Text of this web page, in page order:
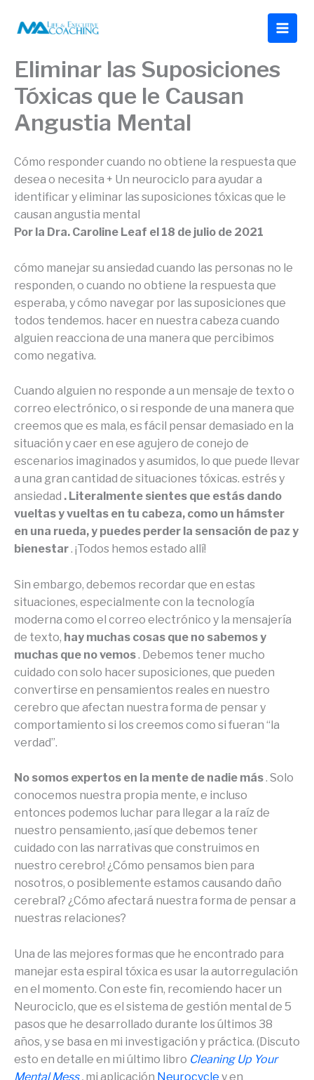
Eliminar las Suposiciones
Tóxicas que le Causan
Angustia Mental
Cómo responder cuando no obtiene la respuesta que
desea o necesita + Un neurociclo para ayudar a
identificar y eliminar las suposiciones tóxicas que le
causan angustia mental
Por la Dra. Caroline Leaf el 18 de julio de 2021
cómo manejar su ansiedad cuando las personas no le
responden, o cuando no obtiene la respuesta que
esperaba, y cómo navegar por las suposiciones que
todos tendemos. hacer en nuestra cabeza cuando
alguien reacciona de una manera que percibimos
como negativa.
Cuando alguien no responde a un mensaje de texto o
correo electrónico, o si responde de una manera que
creemos que es mala, es fácil pensar demasiado en la
situación y caer en ese agujero de conejo de
escenarios imaginados y asumidos, lo que puede llevar
a una gran cantidad de situaciones tóxicas. estrés y
ansiedad . Literalmente sientes que estás dando
vueltas y vueltas en tu cabeza, como un hámster
en una rueda, y puedes perder la sensación de paz y
bienestar. ¡Todos hemos estado allí!
Sin embargo, debemos recordar que en estas
situaciones, especialmente con la tecnología
moderna como el correo electrónico y la mensajería
de texto, hay muchas cosas que no sabemos y
muchas que no vemos. Debemos tener mucho
cuidado con solo hacer suposiciones, que pueden
convertirse en pensamientos reales en nuestro
cerebro que afectan nuestra forma de pensar y
comportamiento si los creemos como si fueran “la
verdad”.
No somos expertos en la mente de nadie más. Solo
conocemos nuestra propia mente, e incluso
entonces podemos luchar para llegar a la raíz de
nuestro pensamiento, ¡así que debemos tener
cuidado con las narrativas que construimos en
nuestro cerebro! ¿Cómo pensamos bien para
nosotros, o posiblemente estamos causando daño
cerebral? ¿Cómo afectará nuestra forma de pensar a
nuestras relaciones?
Una de las mejores formas que he encontrado para
manejar esta espiral tóxica es usar la autorregulación
en el momento. Con este fin, recomiendo hacer un
Neurociclo, que es el sistema de gestión mental de 5
pasos que he desarrollado durante los últimos 38
años, y se basa en mi investigación y práctica. (Discuto
esto en detalle en mi último libro Cleaning Up Your
Mental Mess, mi aplicación Neurocycle y en